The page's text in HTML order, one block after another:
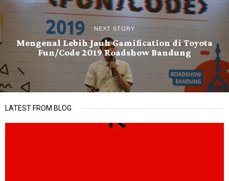
NEXT STORY
Mengenal Lebih Jauh Gamification di Toyota
Fun/Code 2019 Roadshow Bandung
LATEST FROM BLOG